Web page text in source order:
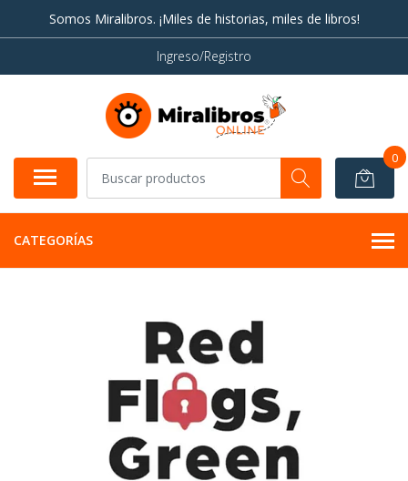
Somos Miralibros. ¡Miles de historias, miles de libros!
Ingreso/Registro
0
CATEGORÍAS